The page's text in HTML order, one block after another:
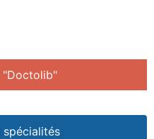
"Doctolib"
spécialités